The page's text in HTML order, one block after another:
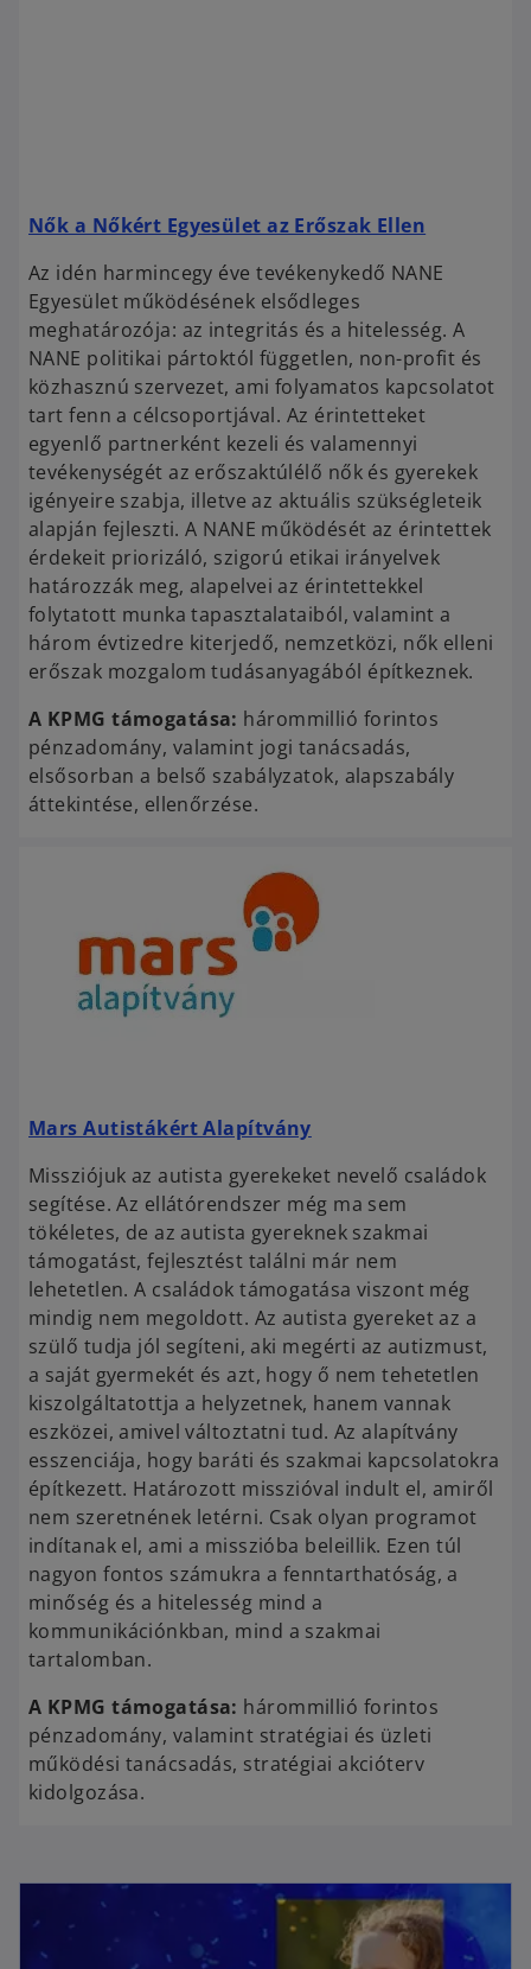
n
n
e
w
b
Nők a Nőkért Egyesület az Erőszak Ellen
e
s
i
n
a
e
w
t
a
Az idén harmincegy éve tevékenykedő NANE
Egyesület működésének elsődleges
meghatározója: az integritás és a hitelesség. A
NANE politikai pártoktól független, non-profit és
közhasznú szervezet, ami folyamatos kapcsolatot
tart fenn a célcsoportjával. Az érintetteket
egyenlő partnerként kezeli és valamennyi
tevékenységét az erőszaktúlélő nők és gyerekek
igényeire szabja, illetve az aktuális szükségleteik
alapján fejleszti. A NANE működését az érintettek
érdekeit priorizáló, szigorú etikai irányelvek
határozzák meg, alapelvei az érintettekkel
folytatott munka tapasztalataiból, valamint a
három évtizedre kiterjedő, nemzetközi, nők elleni
erőszak mozgalom tudásanyagából építkeznek.
A KPMG támogatása: hárommillió forintos
pénzadomány, valamint jogi tanácsadás,
elsősorban a belső szabályzatok, alapszabály
áttekintése, ellenőrzése.
n
a
n
w
b
Mars Autistákért Alapítványo
e
n
s
i
n
a
n
e
w
t
a
b
Missziójuk az autista gyerekeket nevelő családok
segítése. Az ellátórendszer még ma sem
tökéletes, de az autista gyereknek szakmai
támogatást, fejlesztést találni már nem
lehetetlen. A családok támogatása viszont még
mindig nem megoldott. Az autista gyereket az a
szülő tudja jól segíteni, aki megérti az autizmust,
a saját gyermekét és azt, hogy ő nem tehetetlen
kiszolgáltatottja a helyzetnek, hanem vannak
eszközei, amivel változtatni tud. Az alapítvány
esszenciája, hogy baráti és szakmai kapcsolatokra
építkezett. Határozott misszióval indult el, amiről
nem szeretnének letérni. Csak olyan programot
indítanak el, ami a misszióba beleillik. Ezen túl
nagyon fontos számukra a fenntarthatóság, a
minőség és a hitelesség mind a
kommunikációnkban, mind a szakmai
tartalomban.
A KPMG támogatása: hárommillió forintos
pénzadomány, valamint stratégiai és üzleti
működési tanácsadás, stratégiai akcióterv
kidolgozása.